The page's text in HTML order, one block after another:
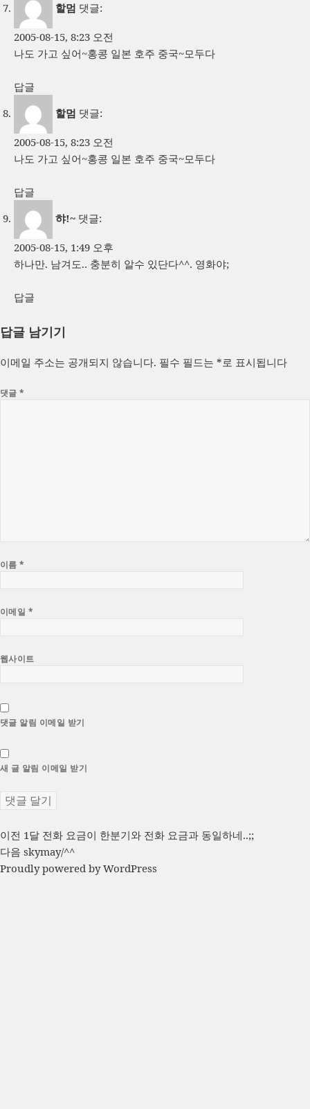
할멈 댓글:
2005-08-15, 8:23 오전
나도 가고 싶어~홍콩 일본 호주 중국~모두다
답글
할멈 댓글:
2005-08-15, 8:23 오전
나도 가고 싶어~홍콩 일본 호주 중국~모두다
답글
햐!~ 댓글:
2005-08-15, 1:49 오후
하나만. 남겨도.. 충분히 알수 있단다^^. 영화야;
답글
답글 남기기
이메일 주소는 공개되지 않습니다. 필수 필드는 *로 표시됩니다
댓글*
이름*
이메일 *
웹사이트
댓글 알림 이메일 받기
새 글 알림 이메일 받기
글
탐
이전 이
전
글:
1달 전화 요금이 한분기와 전화 요금과 동일하네..;;
다음 다
음
skymay/^^
Proudly powered by WordPress